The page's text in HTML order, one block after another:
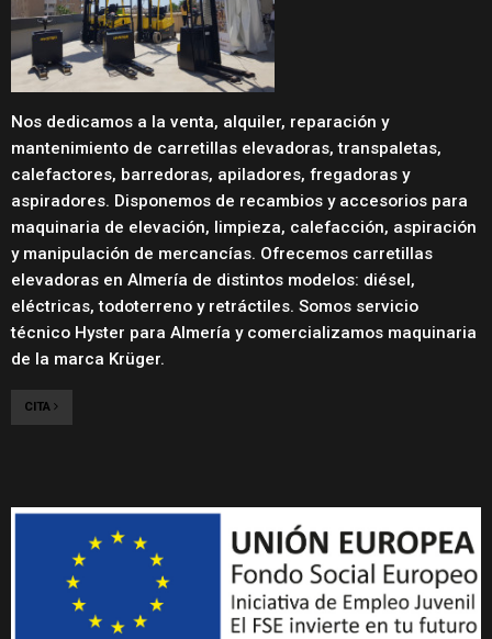
Nos dedicamos a la venta, alquiler, reparación y
mantenimiento de carretillas elevadoras, transpaletas,
calefactores, barredoras, apiladores, fregadoras y
aspiradores. Disponemos de recambios y accesorios para
maquinaria de elevación, limpieza, calefacción, aspiración
y manipulación de mercancías. Ofrecemos carretillas
elevadoras en Almería de distintos modelos: diésel,
eléctricas, todoterreno y retráctiles. Somos servicio
técnico Hyster para Almería y comercializamos maquinaria
de la marca Krüger.
CITA